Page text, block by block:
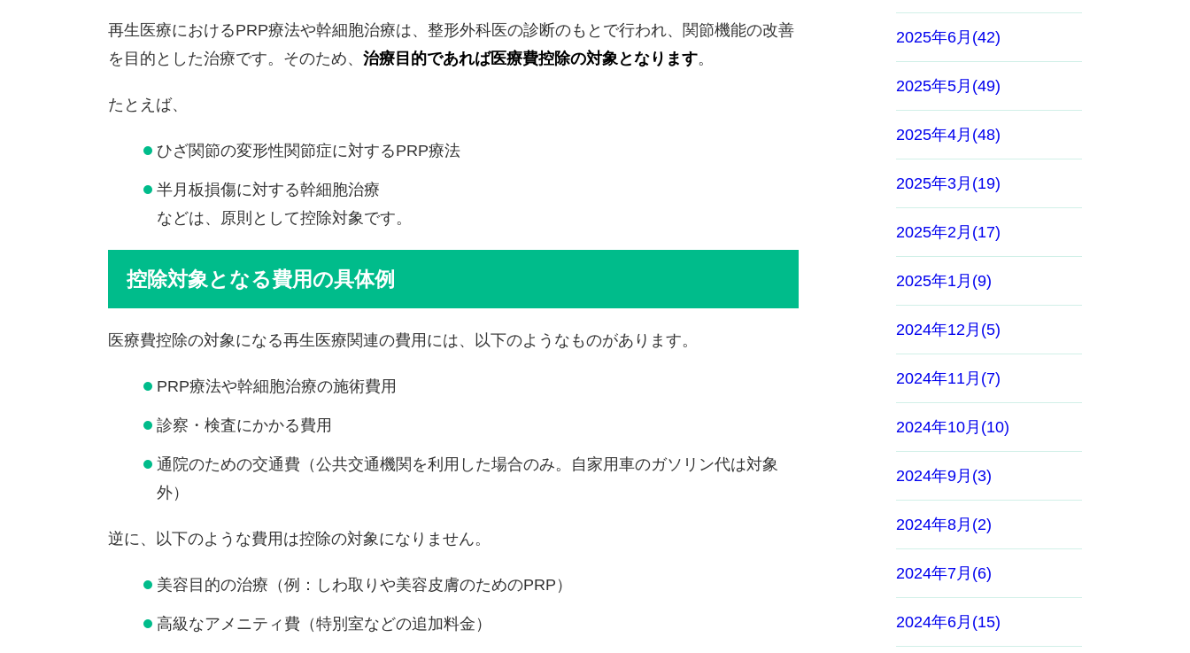
再生医療におけるPRP療法や幹細胞治療は、整形外科医の診断のもとで行われ、関節機能の改善
を目的とした治療です。そのため、 治療目的であれば医療費控除の対象となります。
たとえば、
ひざ関節の変形性関節症に対するPRP療法
半月板損傷に対する幹細胞治療
などは、原則として控除対象です。
控除対象となる費用の具体例
医療費控除の対象になる再生医療関連の費用には、以下のようなものがあります。
PRP療法や幹細胞治療の施術費用
診察・検査にかかる費用
通院のための交通費（公共交通機関を利用した場合のみ。自家用車のガソリン代は対象
外）
逆に、以下のような費用は控除の対象になりません。
美容目的の治療（例：しわ取りや美容皮膚のためのPRP）
高級なアメニティ費（特別室などの追加料金）
2025年6月(42)
2025年5月(49)
2025年4月(48)
2025年3月(19)
2025年2月(17)
2025年1月(9)
2024年12月(5)
2024年11月(7)
2024年10月(10)
2024年9月(3)
2024年8月(2)
2024年7月(6)
2024年6月(15)